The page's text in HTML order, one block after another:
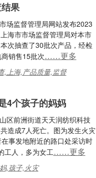
果
场监督管理局网站发布2023
海市市场监督管理局对本市
次抽查了30批次产品，经检
销售15批次……更多
,上海,产品质量,监督
4个孩子的妈妈
区前洲街道天天润纺织科技
造成7人死亡。图为发生火灾
事发地附近的路口处采访时
工人，多为女工……更多
,孩子,火灾